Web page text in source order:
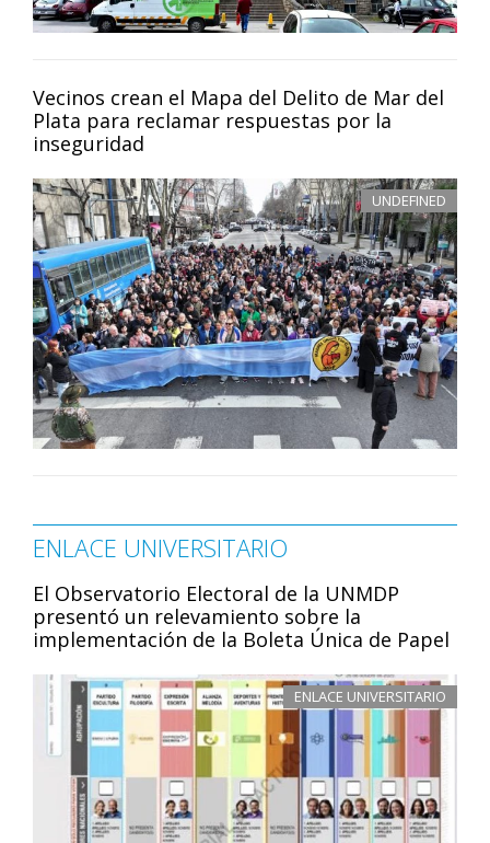
Vecinos crean el Mapa del Delito de Mar del
Plata para reclamar respuestas por la
inseguridad
UNDEFINED
ENLACE UNIVERSITARIO
El Observatorio Electoral de la UNMDP
presentó un relevamiento sobre la
implementación de la Boleta Única de Papel
ENLACE UNIVERSITARIO